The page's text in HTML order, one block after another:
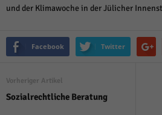
und der Klimawoche in der Jülicher
Facebook Twitter
Vorheriger Artikel
Sozialrechtliche Beratung